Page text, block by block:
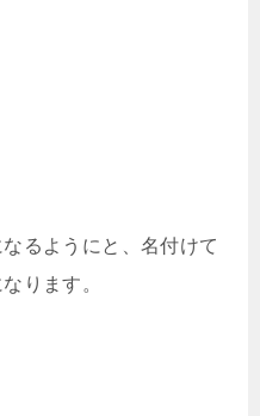
るようにと、名付けて
ります。